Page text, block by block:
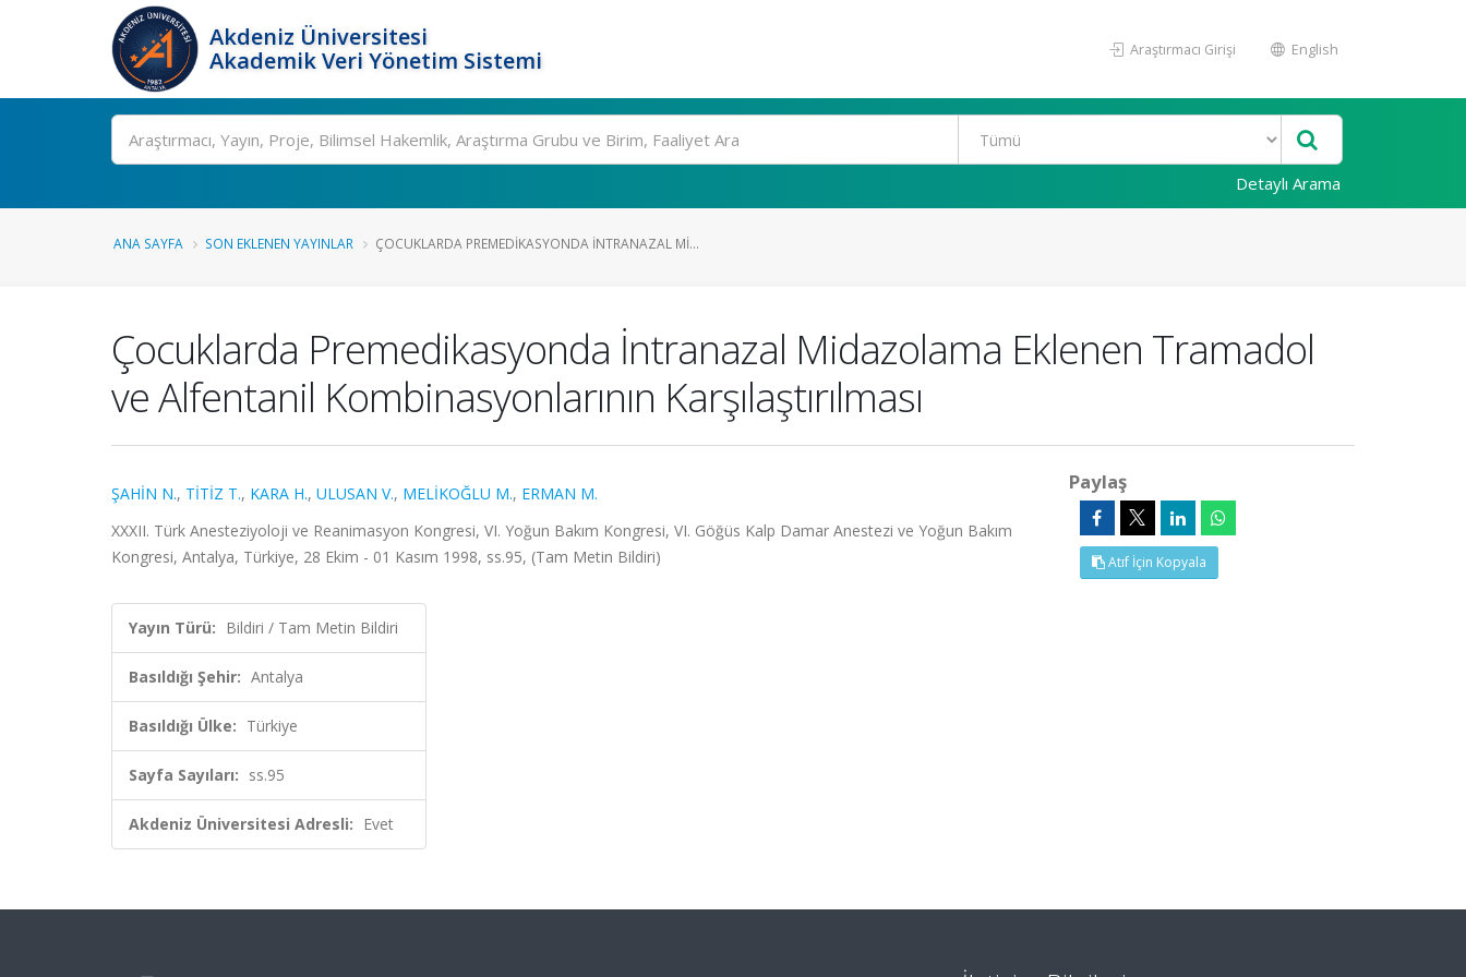
Akdeniz Üniversitesi
Akademik Veri Yönetim Sistemi
Araştırmacı Girişi English
Ara
Detaylı Arama
ANA SAYFA SON EKLENEN YAYINLAR ÇOCUKLARDA PREMEDIKASYONDA İNTRANAZAL MI...
Çocuklarda Premedikasyonda İntranazal Midazolama Eklenen Tramadol
ve Alfentanil Kombinasyonlarının Karşılaştırılması
ŞAHİN N., TİTİZ T., KARA H., ULUSAN V., MELİKOĞLU M., ERMAN M.
XXXII. Türk Anesteziyoloji ve Reanimasyon Kongresi, VI. Yoğun Bakım Kongresi, VI. Göğüs Kalp Damar Anestezi ve Yoğun Bakım
Kongresi, Antalya, Türkiye, 28 Ekim - 01 Kasım 1998, ss.95, (Tam Metin Bildiri)
Yayın Türü: Bildiri / Tam Metin Bildiri
Basıldığı Şehir: Antalya
Basıldığı Ülke: Türkiye
Sayfa Sayıları: ss.95
Akdeniz Üniversitesi Adresli: Evet
Paylaş
Atıf İçin Kopyala